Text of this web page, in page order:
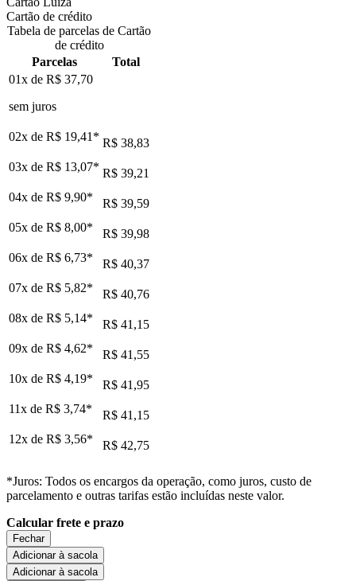
Cartão de crédito
Tabela de parcelas de Cartão
de crédito
Parcelas
Total
01x de R$ 37,70
sem juros
02x de R$ 19,41 * R$ 38,83
03x de R$ 13,07* R$ 39,21
04x de R$ 9,90*
R$ 39,59
05x de R$ 8,00*
R$ 39,98
06x de R$ 6,73*
R$ 40,37
07x de R$ 5,82*
R$ 40,76
08x de R$ 5,14*
R$ 41,15
09x de R$ 4,62*
R$ 41,55
10x de R$ 4,19*
R$ 41,95
11x de R$ 3,74*
R$ 41,15
12x de R$ 3,56* R$ 42,75
*Juros: Todos os encargos da operação, como juros, custo de
parcelamento e outras tarifas estão incluídas neste valor.
Calcular frete e prazo
Fechar
Adicionar à sacola
Adicionar à sacola